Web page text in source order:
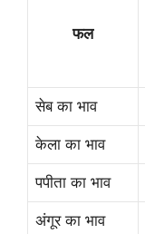
फल
सेब का भाव
केला का भाव
पपीता का भाव
अंगूर का भाव